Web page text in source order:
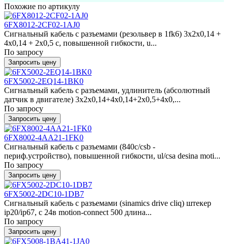
Похожие по артикулу
6FX8012-2CF02-1AJ0
Сигнальный кабель с разъемами (резольвер в 1fk6) 3x2x0,14 +
4x0,14 + 2x0,5 c, повышенной гибкости, u...
По запросу
Запросить цену
6FX5002-2EQ14-1BK0
Сигнальный кабель с разъемами, удлинитель (абсолютный
датчик в двигателе) 3x2x0,14+4x0,14+2x0,5+4x0,...
По запросу
Запросить цену
6FX8002-4AA21-1FK0
Сигнальный кабель с разъемами (840c/csb -
периф.устройство), повышенной гибкости, ul/csa desina moti...
По запросу
Запросить цену
6FX5002-2DC10-1DB7
Сигнальный кабель с разъемами (sinamics drive cliq) штекер
ip20/ip67, с 24в motion-connect 500 длина...
По запросу
Запросить цену